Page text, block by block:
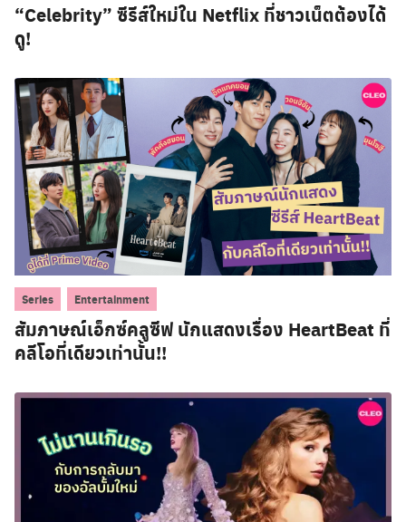
“Celebrity” ซีรีส์ใหม่ใน Netflix ที่ชาวเน็ตต้องได้
ดู!
Series Entertainment
สัมภาษณ์เอ็กซ์คลูซีฟ นักแสดงเรื่อง HeartBeat ที่
คลีโอที่เดียวเท่านั้น!!